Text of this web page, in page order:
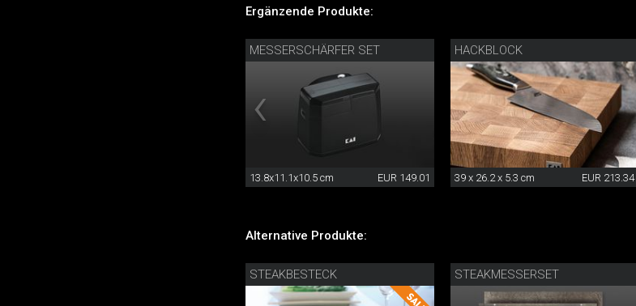
Ergänzende Produkte:
MESSERSCHÄRFER SET
13.8x11.1x10.5 cm EUR 149.01
HACKBLOCK
39 x 26.2 x 5.3 cm EUR 213.34
Alternative Produkte:
STEAKBESTECK STEAKMESSERSET